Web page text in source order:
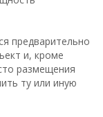
предварительно
и, кроме
размещения
ту или иную